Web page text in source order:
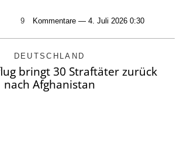
9 Kommentare — 4. Juli 2026 0:30
DEUTSCHLAND
bringt 30 Straftäter zurück
nach Afghanistan